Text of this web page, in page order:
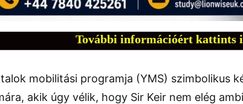
További információért kattints
mobilitási programja (YMS) szimbolikus
akik úgy vélik, hogy Sir Keir nem elég